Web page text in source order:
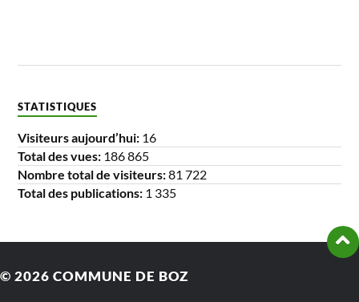
STATISTIQUES
Visiteurs aujourd’hui: 16
Total des vues: 186 865
Nombre total de visiteurs:81 722
Total des publications: 1 335
© 2026 COMMUNE DE BOZ